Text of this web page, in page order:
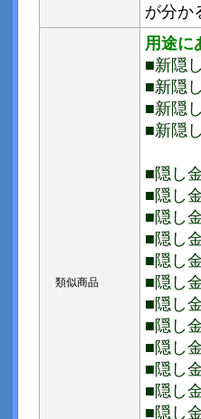
が分か
類似商品
用途に
■新隠
■新隠
■新隠
■新隠
■隠し
■隠し
■隠し
■隠し
■隠し
■隠し
■隠し
■隠し
■隠し
■隠し
■隠し
■隠し